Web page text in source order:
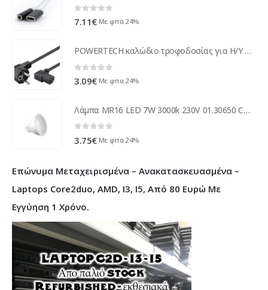
0out of 5
7.11€ Με φπα 24%
POWERTECH καλώδιο τροφοδοσίας για Η/Υ CAB-P015, 90°, 3 Pin, 1.5m, μαύρο
3.09€ Με φπα 24%
Λάμπα MR16 LED 7W 3000k 230V 01.30650 COM ( 13216 )
3.75€ Με φπα 24%
Επώνυμα Μεταχειρισμένα – Ανακατασκευασμένα –
Laptops Core2duo, AMD, I3, I5, Από 80 Ευρώ Με
Εγγύηση 1 Χρόνο.